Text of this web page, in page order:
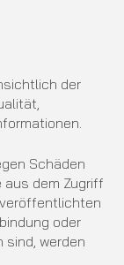
der
Schäden
aus dem Zugriff
oder
werden